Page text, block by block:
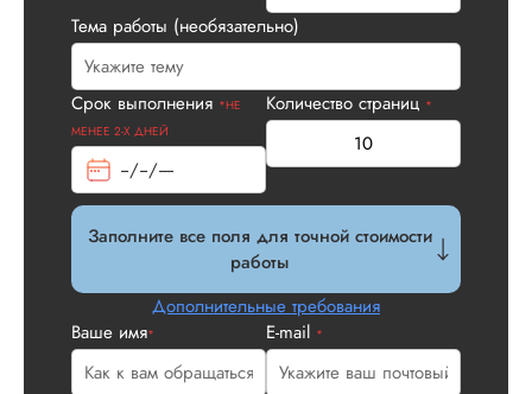
Тема работы (необязательно)
Срок выполнения *НЕ
МЕНЕЕ 2-Х ДНЕЙ
Количество страниц *
Заполните все поля для точной стоимости
работы
Дополнительные требования
Ваше имя* E-mail *
Илья П.
Диссертация
Дата:2026-05-21
У нас с другом
устроила стоимость
услуги, наличие